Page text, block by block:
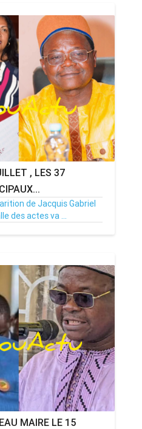
, LES 37
de Jacquis Gabriel
des actes va ...
0
MAIRE LE 15